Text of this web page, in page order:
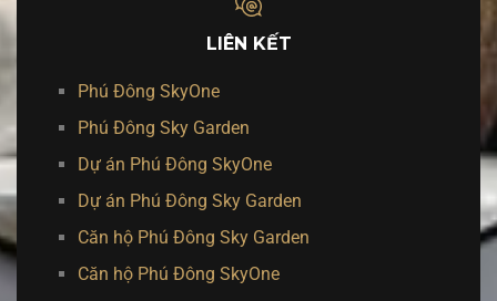
LIÊN KẾT
Phú Đông SkyOne
Phú Đông Sky Garden
Dự án Phú Đông SkyOne
Dự án Phú Đông Sky Garden
Căn hộ Phú Đông Sky Garden
Căn hộ Phú Đông SkyOne